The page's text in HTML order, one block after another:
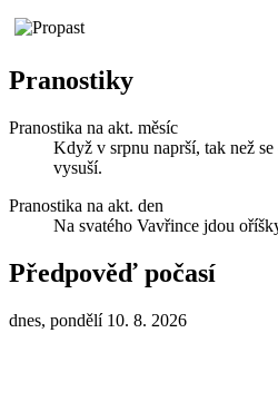
Pranostiky
Pranostika na akt. měsíc
Když v srpnu naprší, tak než
vysuší.
Pranostika na akt. den
Na svatého Vavřince jdou
Předpověď počasí
dnes, pondělí 10. 8. 2026